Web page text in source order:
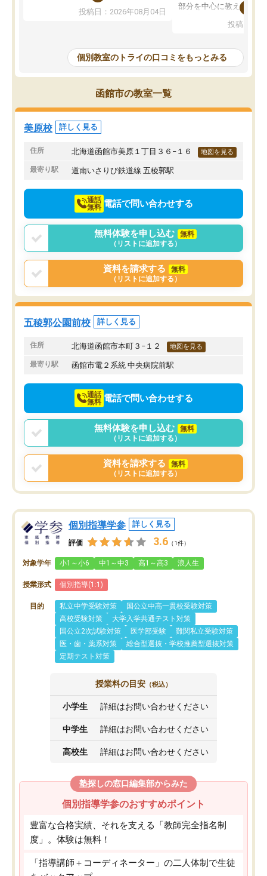
月謝がとても高くトライに良いイメー
ジがありませんでした。
し始めた形です。
しかし、以前とは違い料金がリーズナ
ブルでびっくりしました。
通って1年以上ですが、勉強への取り組
み方が真っすぐに変化（率先して自宅
で復習や予習をする）し成績も向上し
ています。
駅前なので送り迎えが少々負担になっ
ていますが、それを加味しても通って
投稿日：2026年08月04日
部分を中心に教えてもら
わからないところもそ
もらえたので、勉強への
しずつなくなりました。
その結果成績も上がり、
たのを覚えています。
塾だと思います。
投稿日：
個別教室のトライの口コミをもっとみる
函館市の教室一覧
美原校 詳しく見る
住所 北海道函館市美原１丁目３６−１６ 地図を見る
最寄り駅 道南いさりび鉄道線 五稜郭駅
通話
無料 電話で問い合わせする
無料体験を申し込む
無料
（リストに追加する）
資料を請求する
無料
（リストに追加する）
五稜郭公園前校 詳しく見る
住所 北海道函館市本町３−１２ 地図を見る
最寄り駅 函館市電２系統 中央病院前駅
通話
無料 電話で問い合わせする
無料体験を申し込む
無料
（リストに追加する）
資料を請求する
無料
（リストに追加する）
個別指導学参 詳しく見る
評価 3.6 （1件）
対象学年 小1～小6 中1～中3 高1～高3 浪人生
授業形式 個別指導(1:1)
目的 私立中学受験対策
国公立中高一貫校受験対策
高校受験対策
大学入学共通テスト対策
国公立2次試験対策
医学部受験
難関私立受験対策
医・歯・薬系対策
総合型選抜・学校推薦型選抜対策
定期テスト対策
授業料の目安 （税込）
小学生 詳細はお問い合わせください
中学生 詳細はお問い合わせください
高校生 詳細はお問い合わせください
塾探しの窓口編集部からみた
個別指導学参のおすすめポイント
豊富な合格実績、それを支える「教師完全指名制
度」。体験は無料！
「指導講師＋コーディネーター」の二人体制で生徒